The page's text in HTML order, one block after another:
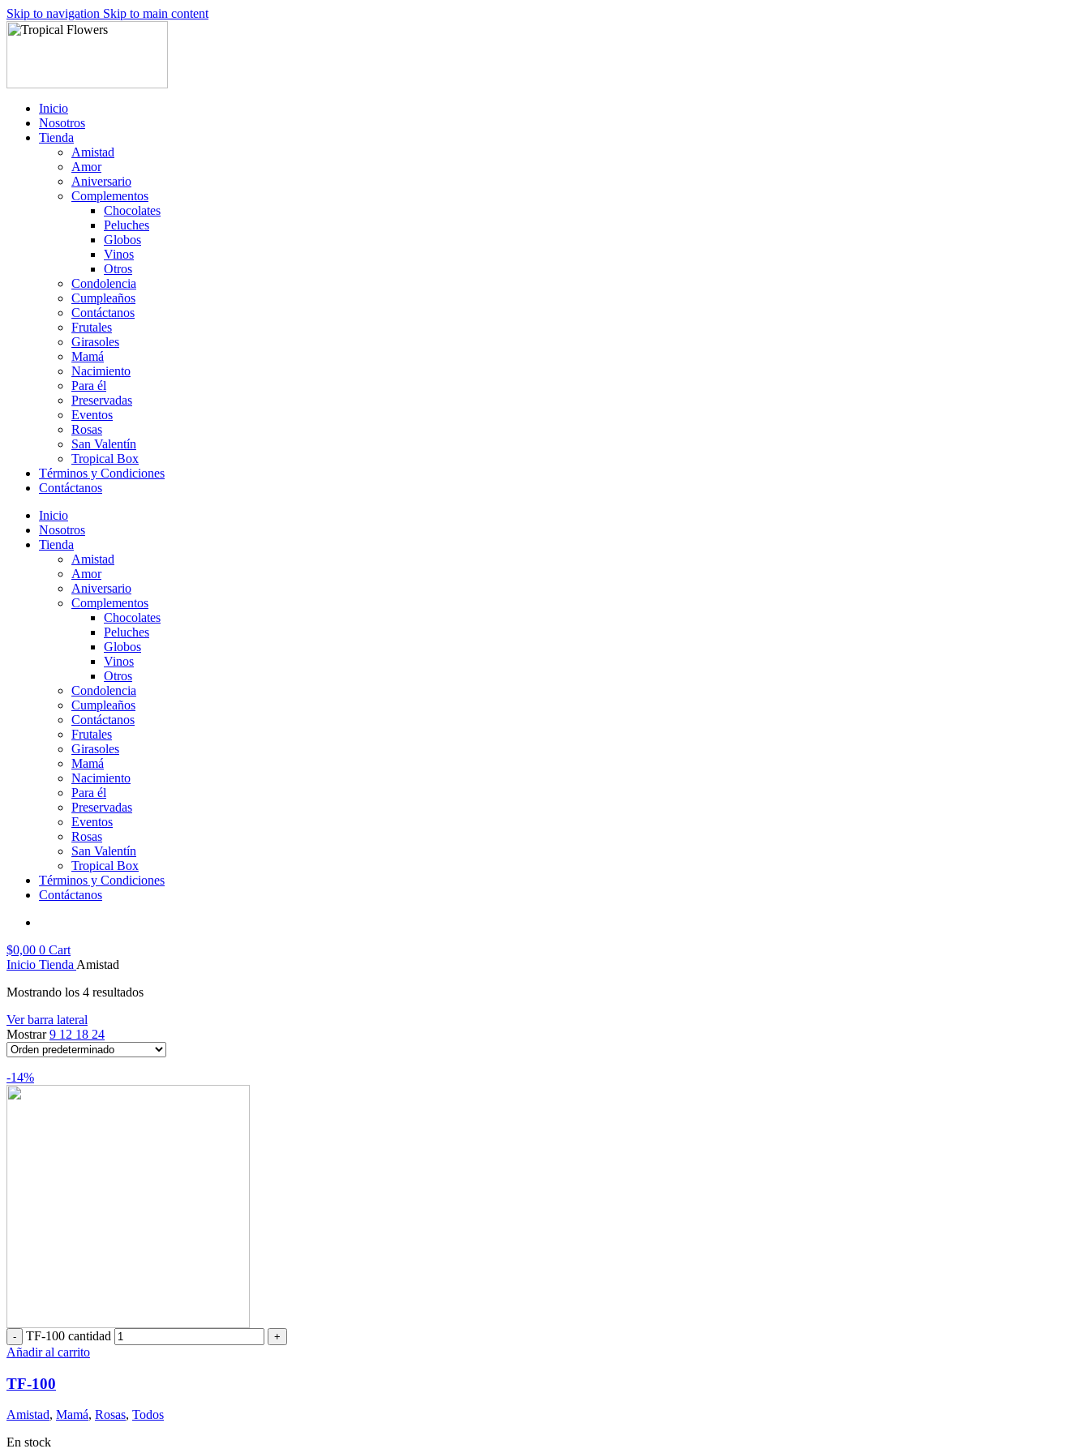
Skip to navigation Skip to main content
Inicio
Nosotros
Tienda
Amistad
Amor
Aniversario
Complementos
Chocolates
Peluches
Globos
Vinos
Otros
Condolencia
Cumpleaños
Contáctanos
Frutales
Girasoles
Mamá
Nacimiento
Para él
Preservadas
Eventos
Rosas
San Valentín
Tropical Box
Términos y Condiciones
Contáctanos
Inicio
Nosotros
Tienda
Amistad
Amor
Aniversario
Complementos
Chocolates
Peluches
Globos
Vinos
Otros
Condolencia
Cumpleaños
Contáctanos
Frutales
Girasoles
Mamá
Nacimiento
Para él
Preservadas
Eventos
Rosas
San Valentín
Tropical Box
Términos y Condiciones
Contáctanos
$0,00 0 Cart
Inicio Tienda Amistad
Mostrando los 4 resultados
Ver barra lateral
Mostrar9 12 18 24
-14%
TF-100 cantidad
Añadir al carrito
TF-100
Amistad, Mamá, Rosas, Todos
En stock